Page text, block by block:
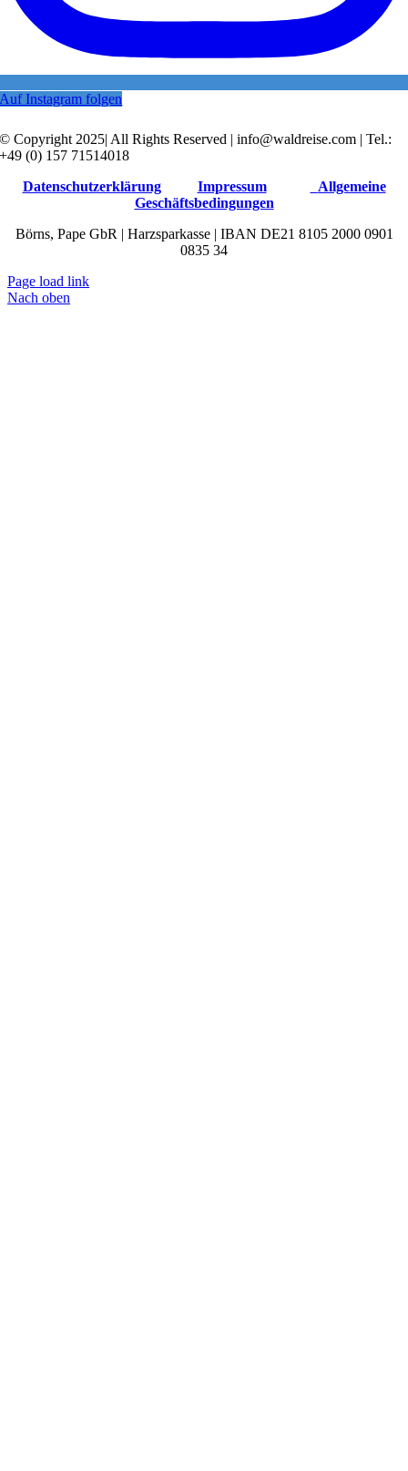
Auf Instagram folgen
© Copyright 2025| All Rights Reserved | info@waldreise.com | Tel.:
+49 (0) 157 71514018
Datenschutzerklärung
Impressum
Allgemeine
Geschäftsbedingungen
Börns, Pape GbR | Harzsparkasse | IBAN DE21 8105 2000 0901
0835 34
Page load link
Nach oben